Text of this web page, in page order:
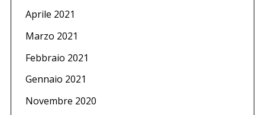
Aprile 2021
Marzo 2021
Febbraio 2021
Gennaio 2021
Novembre 2020